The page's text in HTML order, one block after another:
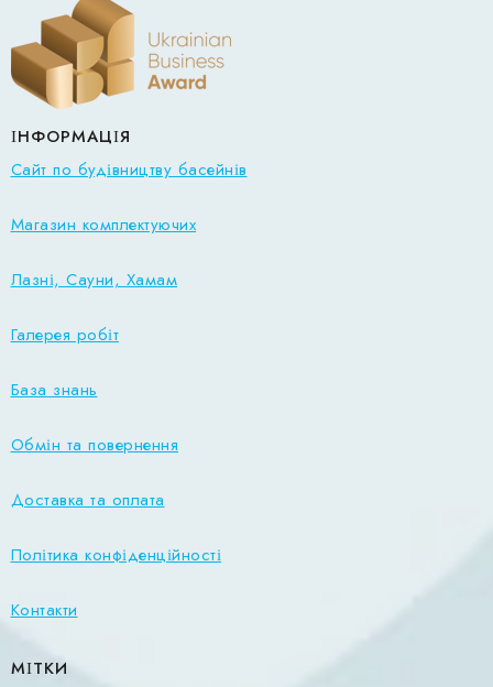
ІНФОРМАЦІЯ
Сайт по будівництву басейнів
Магазин комплектуючих
Лазні, Сауни, Хамам
Галерея робіт
База знань
Обмін та повернення
Доставка та оплата
Політика конфіденційності
Контакти
МІТКИ